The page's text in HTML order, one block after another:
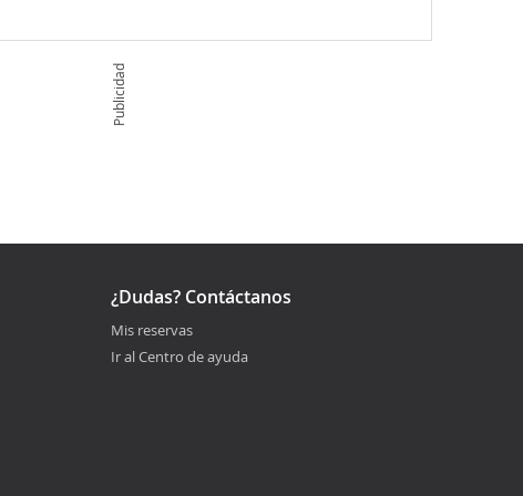
Publicidad
¿Dudas? Contáctanos
Mis reservas
Ir al Centro de ayuda